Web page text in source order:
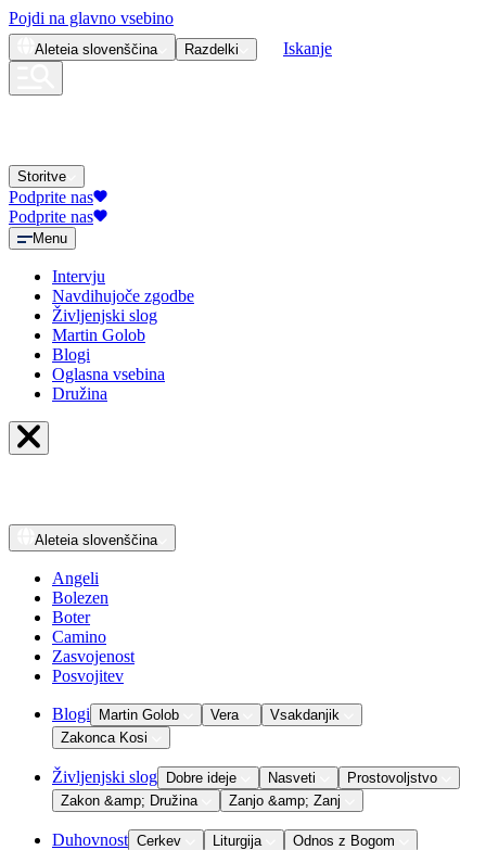
Pojdi na glavno vsebino
Aleteia slovenščina Razdelki Iskanje
Storitve
Podprite nas
Podprite nas
Menu
Intervju
Navdihujoče zgodbe
Življenjski slog
Martin Golob
Blogi
Oglasna vsebina
Družina
Aleteia slovenščina
Angeli
Bolezen
Boter
Camino
Zasvojenost
Posvojitev
Blogi Martin Golob Vera
Vsakdanjik
Zakonca Kosi
Življenjski slog Dobre ideje Nasveti
Prostovoljstvo
Zakon &amp; Družina
Zanjo &amp; Zanj
Duhovnost Cerkev Liturgija
Odnos z Bogom